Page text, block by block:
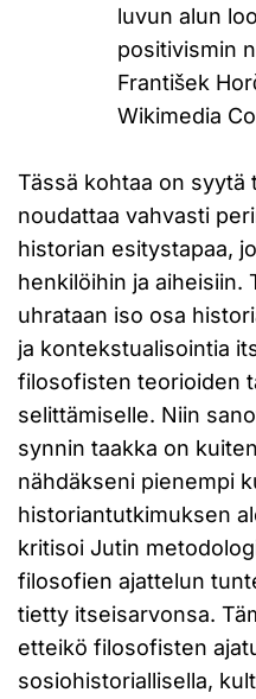
luvun alun
positivismin
František
Wikimedia
Tässä kohtaa on
noudattaa vahvasti
historian esitystapaa,
henkilöihin ja aiheisiin.
uhrataan iso osa
ja kontekstualisointia
filosofisten teorioiden
selittämiselle. Niin
synnin taakka on
nähdäkseni pienempi
historiantutkimuksen
kritisoi Jutin
filosofien ajattelun
tietty itseisarvonsa.
etteikö filosofisten
sosiohistoriallisella,